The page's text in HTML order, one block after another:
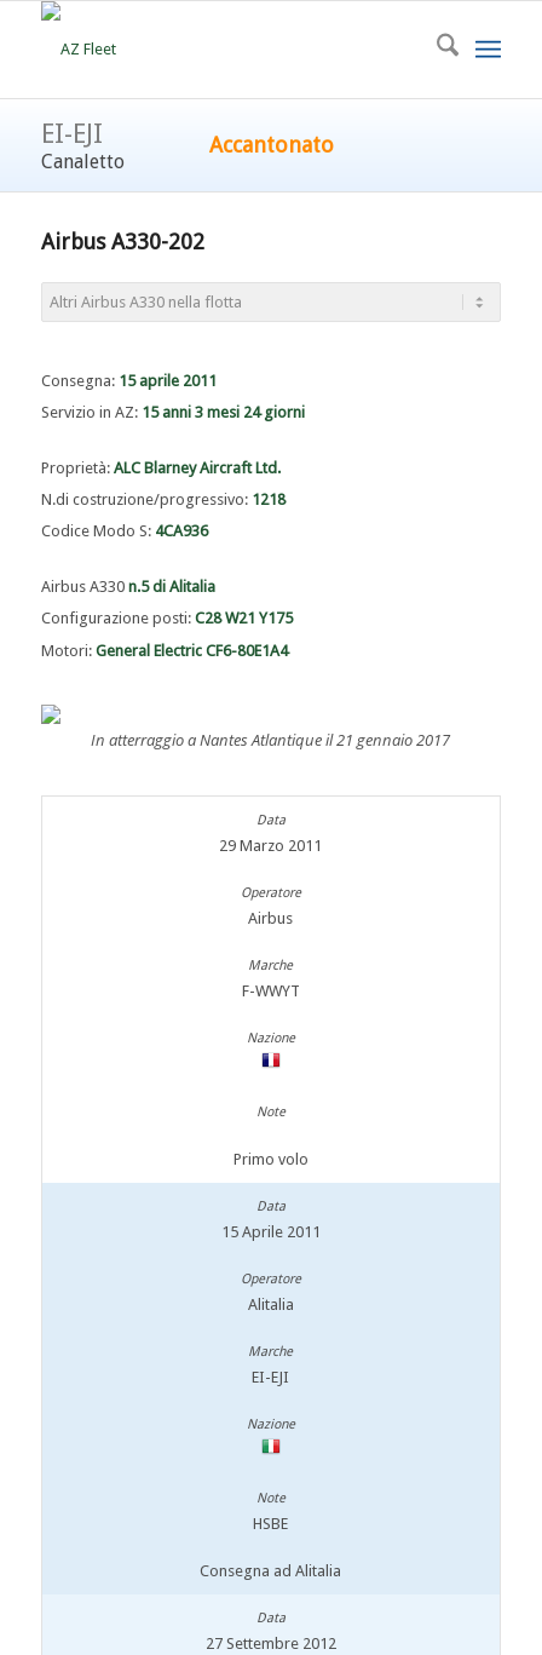
EI-EJI
Canaletto
Accantonato
Airbus A330-202
Consegna: 15 aprile 2011
Servizio in AZ: 15 anni 3 mesi 24 giorni
Proprietà: ALC Blarney Aircraft Ltd.
N.di costruzione/progressivo: 1218
Codice Modo S: 4CA936
Airbus A330 n.5 di Alitalia
Configurazione posti: C28 W21 Y175
Motori: General Electric CF6-80E1A4
In atterraggio a Nantes Atlantique il 21 gennaio 2017
29 Marzo 2011
Airbus
F-WWYT
Primo volo
15 Aprile 2011
Alitalia
EI-EJI
HSBE
Consegna ad Alitalia
27 Settembre 2012